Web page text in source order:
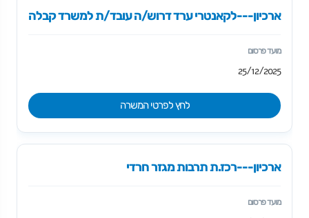
ארכיון---לקאנטרי ערד דרוש/ה עובד/ת למשרד קבלה
25/12/2025
לחץ לפרטי המשרה
ארכיון---רכז.ת תרבות מגזר חרדי